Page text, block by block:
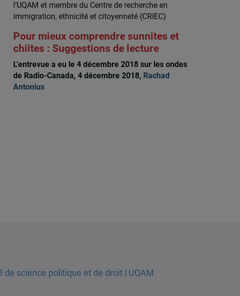
l’UQAM et membre du Centre de recherche en
immigration, ethnicité et citoyenneté (CRIEC)
Pour mieux comprendre sunnites et
chiites : Suggestions de lecture
L'entrevue a eu le 4 décembre 2018 sur les ondes
de Radio-Canada, 4 décembre 2018, Rachad
Antonius